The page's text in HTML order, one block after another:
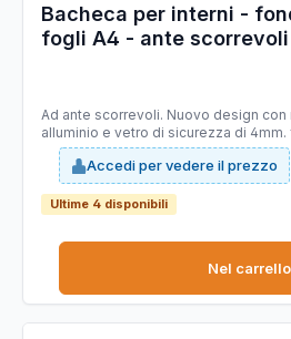
Bacheca per interni -
fogli A4 - ante scorrevoli
Ad ante scorrevoli. Nuovo design con
alluminio e vetro di sicurezza di
bianco magnetico per uso con
pennarelli a secco. Fissaggio
persona. Chiusura con doppia
692x972x54mm
Accedi per vedere il prezzo
Ultime 4 disponibili
Nel carrello